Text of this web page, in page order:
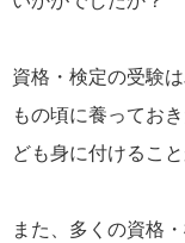
資格・検定の受験
もの頃に養ってお
ども身に付けること
また、多くの資格